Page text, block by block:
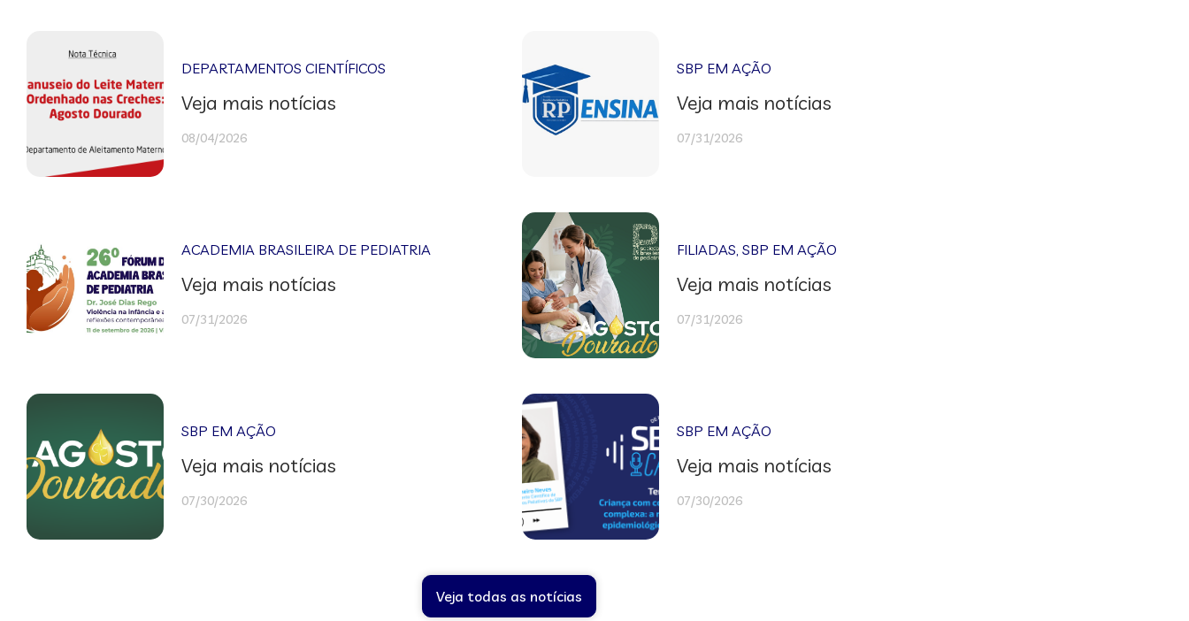
DEPARTAMENTOS CIENTÍFICOS
Veja mais notícias
08/04/2026
SBP EM AÇÃO
Veja mais notícias
07/31/2026
ACADEMIA BRASILEIRA DE PEDIATRIA
Veja mais notícias
07/31/2026
FILIADAS,SBP EM AÇÃO
Veja mais notícias
07/31/2026
SBP EM AÇÃO
Veja mais notícias
07/30/2026
SBP EM AÇÃO
Veja mais notícias
07/30/2026
Veja todas as notícias